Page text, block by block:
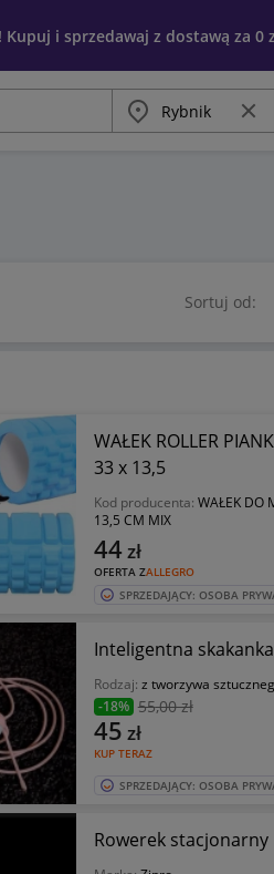
i sprzedawaj z dostawą za 0
Miasto
Sortuj od:
WAŁEK ROLLER
33 x 13,5
Kod producenta: WAŁEK DO
13,5 CM MIX
OFERTA ZALLEGRO
44 zł
SPRZEDAJĄCY: OSOBA
Inteligentna
Rodzaj: z tworzywa
-18% 55,00 zł
KUP TERAZ
45 zł
SPRZEDAJĄCY: OSOBA
Rowerek stacjonarny